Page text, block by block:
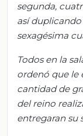
segunda,
así
sexagésima
Todos en la
ordenó que le
cantidad de
del reino
entregaran su